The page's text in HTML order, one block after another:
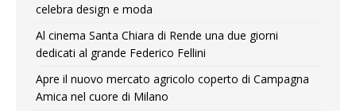
celebra design e moda
Al cinema Santa Chiara di Rende una due giorni
dedicati al grande Federico Fellini
Apre il nuovo mercato agricolo coperto di Campagna
Amica nel cuore di Milano